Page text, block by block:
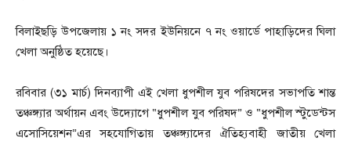
বিলাইছড়ি উপজেলায় ১ নং সদর ইউনিয়নে ৭ নং ওয়ার্ডে পাহাড়িদের ঘিলা
খেলা অনুষ্ঠিত হয়েছে।
রবিবার (৩১ মার্চ) দিনব্যাপী এই খেলা ধুপশীল যুব পরিষদের সভাপতি শান্ত
তঞ্চঙ্গ্যার অর্থায়ন এবং উদ্যোগে “ধুপশীল যুব পরিষদ” ও “ধুপশীল স্টুডেন্টস
এসোসিয়েশন”এর সহযোগিতায় তঞ্চঙ্গ্যাদের ঐতিহ্যবাহী জাতীয় খেলা